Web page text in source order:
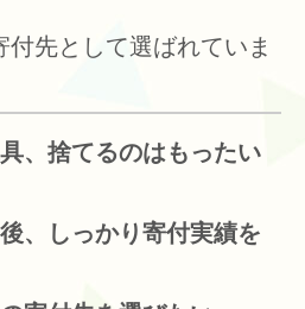
先として選ばれていま
、捨てるのはもったい
、しっかり寄付実績を